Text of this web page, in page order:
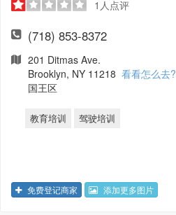
1 人点评
(718) 853-8372
201 Ditmas Ave.
Brooklyn, NY 11218 看看怎么去?
国王区
教育培训 驾驶培训
免费登记商家 添加更多图片